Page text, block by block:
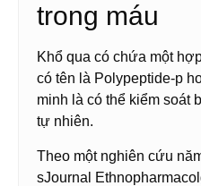
trong máu
Khổ qua có chứa một
có tên là Polypeptide-p
minh là có thể kiểm soát
tự nhiên.
Theo một nghiên cứu
sJournal